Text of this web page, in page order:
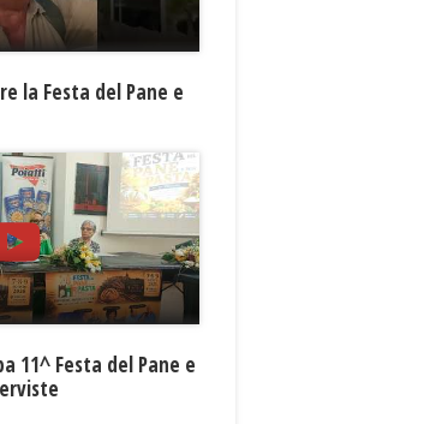
la Festa del Pane e
11^ Festa del Pane e